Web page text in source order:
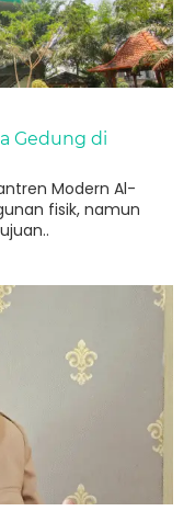
Gedung di
Modern Al-
fisik, namun